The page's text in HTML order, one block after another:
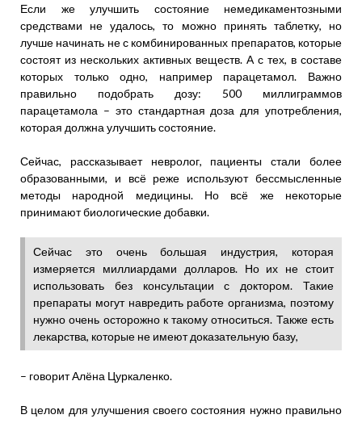
Если же улучшить состояние немедикаментозными
средствами не удалось, то можно принять таблетку, но
лучше начинать не с комбинированных препаратов, которые
состоят из нескольких активных веществ. А с тех, в составе
которых только одно, например парацетамол. Важно
правильно подобрать дозу: 500 миллиграммов
парацетамола – это стандартная доза для употребления,
которая должна улучшить состояние.
Сейчас, рассказывает невролог, пациенты стали более
образованными, и всё реже используют бессмысленные
методы народной медицины. Но всё же некоторые
принимают биологические добавки.
Сейчас это очень большая индустрия, которая
измеряется миллиардами долларов. Но их не стоит
использовать без консультации с доктором. Такие
препараты могут навредить работе организма, поэтому
нужно очень осторожно к такому относиться. Также есть
лекарства, которые не имеют доказательную базу,
– говорит Алёна Цуркаленко.
В целом для улучшения своего состояния нужно правильно